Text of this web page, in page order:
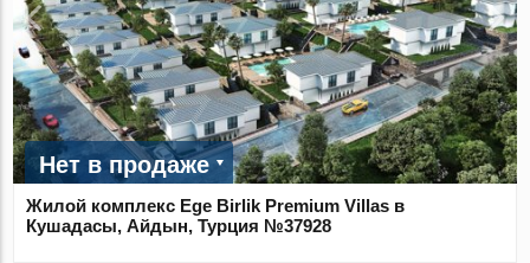
Нет в продаже
Жилой комплекс Ege Birlik Premium Villas в
Кушадасы, Айдын, Турция №37928